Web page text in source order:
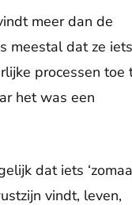
meer dan de
meestal dat ze iets
processen toe
het was een
dat iets
vindt, leven,